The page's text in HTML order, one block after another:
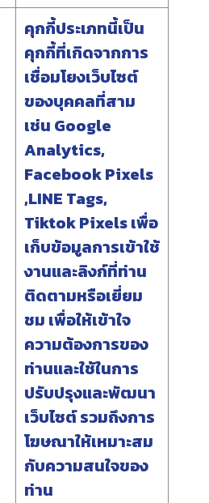
คุกกี้ประเภทนี้เป็น
คุกกี้ที่เกิดจากการ
เชื่อมโยงเว็บไซต์
ของบุคคลที่สาม
เช่น Google
Analytics,
Facebook Pixels
,LINE Tags,
Tiktok Pixels เพื่อ
เก็บข้อมูลการเข้าใช้
งานและลิงก์ที่ท่าน
ติดตามหรือเยี่ยม
ชม เพื่อให้เข้าใจ
ความต้องการของ
ท่านและใช้ในการ
ปรับปรุงและพัฒนา
เว็บไซต์ รวมถึงการ
โฆษณาให้เหมาะสม
กับความสนใจของ
ท่าน